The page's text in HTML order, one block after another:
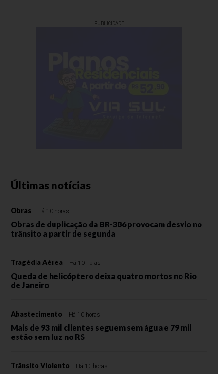
PUBLICIDADE
Últimas notícias
Obras Há 10 horas
Obras de duplicação da BR-386 provocam desvio no
trânsito a partir de segunda
Tragédia Aérea Há 10 horas
Queda de helicóptero deixa quatro mortos no Rio
de Janeiro
Abastecimento Há 10 horas
Mais de 93 mil clientes seguem sem água e 79 mil
estão sem luz no RS
Trânsito Violento Há 10 horas